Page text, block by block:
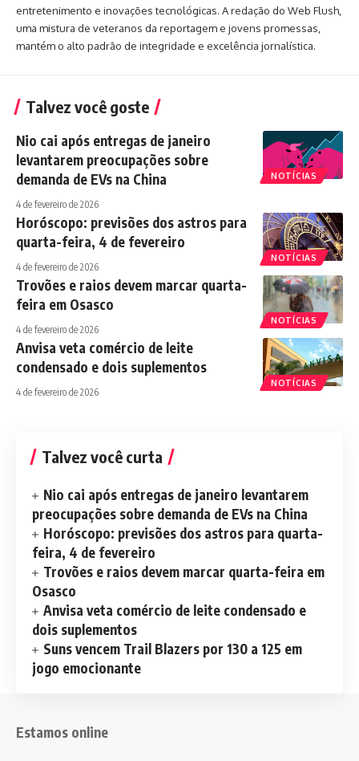
entretenimento e inovações tecnológicas. A redação do Web Flush,
uma mistura de veteranos da reportagem e jovens promessas,
mantém o alto padrão de integridade e excelência jornalística.
Talvez você goste
NOTÍCIAS
Nio cai após entregas de janeiro
levantarem preocupações sobre
demanda de EVs na China
4 de fevereiro de 2026
NOTÍCIAS
Horóscopo: previsões dos astros para
quarta-feira, 4 de fevereiro
4 de fevereiro de 2026
NOTÍCIAS
Trovões e raios devem marcar quarta-
feira em Osasco
4 de fevereiro de 2026
NOTÍCIAS
Anvisa veta comércio de leite
condensado e dois suplementos
4 de fevereiro de 2026
Talvez você curta
Nio cai após entregas de janeiro levantarem
preocupações sobre demanda de EVs na China
Horóscopo: previsões dos astros para quarta-
feira, 4 de fevereiro
Trovões e raios devem marcar quarta-feira em
Osasco
Anvisa veta comércio de leite condensado e
dois suplementos
Suns vencem Trail Blazers por 130 a 125 em
jogo emocionante
Estamos online